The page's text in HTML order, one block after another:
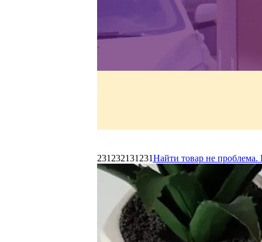
231232131231Найти товар не проблема.